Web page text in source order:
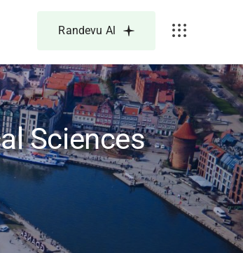
Randevu Al
Sciences